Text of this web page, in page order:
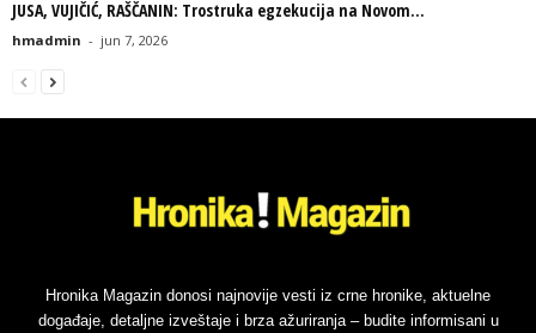
JUSA, VUJIČIĆ, RAŠČANIN: Trostruka egzekucija na Novom...
hmadmin - jun 7, 2026
Hronika Magazin donosi najnovije vesti iz crne hronike, aktuelne
događaje, detaljne izveštaje i brza ažuriranja – budite informisani u